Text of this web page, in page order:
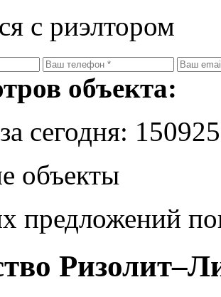
с риэлтором
объекта:
сегодня:
объекты
предложений